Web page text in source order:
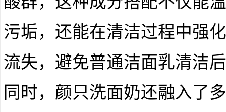
污垢，还能在清洁过程中强
流失，避免普通洁面乳清洁
同时，颜只洗面奶还融入了